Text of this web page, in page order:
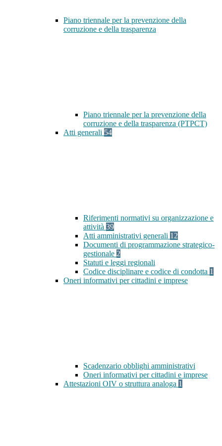
Piano triennale per la prevenzione della
corruzione e della trasparenza
Piano triennale per la prevenzione della
corruzione e della trasparenza (PTPCT)
Atti generali 54
Riferimenti normativi su organizzazione e
attività 39
Atti amministrativi generali 12
Documenti di programmazione strategico-
gestionale 2
Statuti e leggi regionali
Codice disciplinare e codice di condotta 1
Oneri informativi per cittadini e imprese
Scadenzario obblighi amministrativi
Oneri informativi per cittadini e imprese
Attestazioni OIV o struttura analoga 1